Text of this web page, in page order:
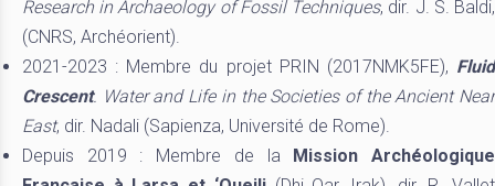
Research in Archaeology of Fossil Techniques, dir. J. S. Baldi,
(CNRS, Archéorient).
2021-2023 : Membre du projet PRIN (2017NMK5FE), Fluid
Crescent. Water and Life in the Societies of the Ancient Near
East, dir. Nadali (Sapienza, Université de Rome).
Depuis 2019 : Membre de la Mission Archéologique